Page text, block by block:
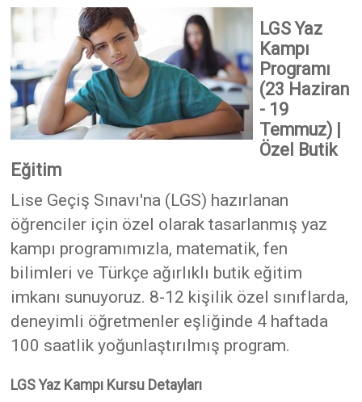
LGS Yaz
Kampı
Programı
(23 Haziran
- 19
Temmuz) |
Özel Butik
Eğitim
Lise Geçiş Sınavı'na (LGS) hazırlanan
öğrenciler için özel olarak tasarlanmış yaz
kampı programımızla, matematik, fen
bilimleri ve Türkçe ağırlıklı butik eğitim
imkanı sunuyoruz. 8-12 kişilik özel sınıflarda,
deneyimli öğretmenler eşliğinde 4 haftada
100 saatlik yoğunlaştırılmış program.
LGS Yaz Kampı Kursu Detayları